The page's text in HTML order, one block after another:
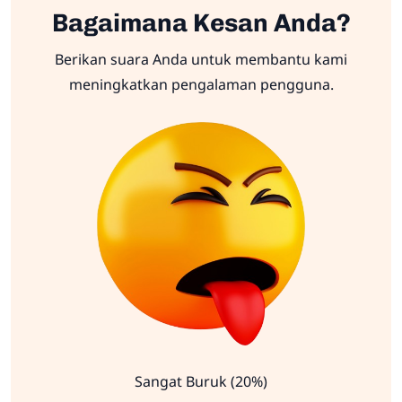
Bagaimana Kesan Anda?
Berikan suara Anda untuk membantu kami
meningkatkan pengalaman pengguna.
Sangat Buruk (20%)